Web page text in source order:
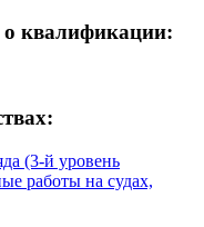
о квалификации:
(3-й уровень
работы на судах,